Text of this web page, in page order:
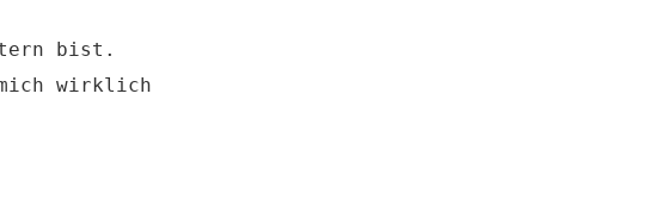
bist.
wirklich